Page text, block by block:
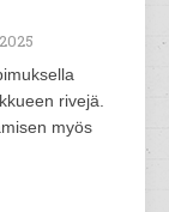
rivejä.
myös